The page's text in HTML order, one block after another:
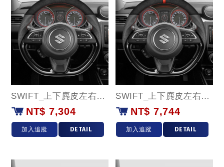
SWIFT_上下麂皮左右牛皮款
NT$ 7,304
加入追蹤 DETAIL
SWIFT_上下麂皮左右牛皮(紅環)款
NT$ 7,744
加入追蹤 DETAIL